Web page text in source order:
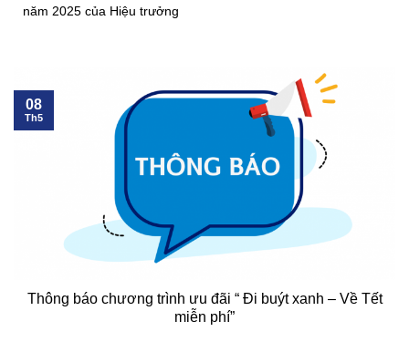
năm 2025 của Hiệu trưởng
Thông báo chương trình ưu đãi “ Đi buýt xanh – Về Tết
miễn phí”
08
Th5